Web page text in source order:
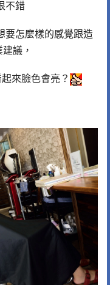
不錯
要怎麼樣的感覺跟造
議，
來臉色會亮？